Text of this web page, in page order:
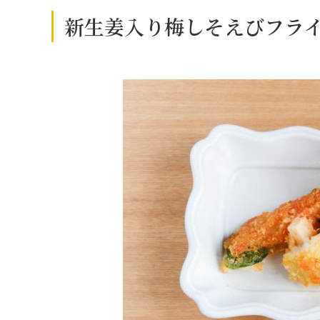
新生姜入り梅しそえびフラ